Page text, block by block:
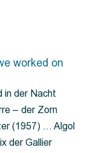
worked on
in der Nacht
– der Zorn
(1957) … Algol
der Gallier